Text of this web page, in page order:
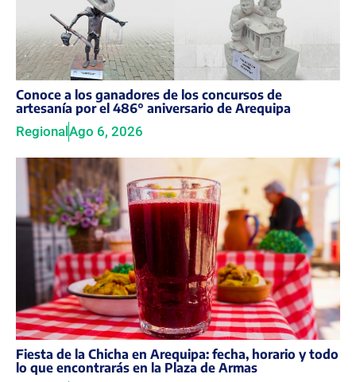
Conoce a los ganadores de los concursos de
artesanía por el 486° aniversario de Arequipa
RegionalAgo 6, 2026
Fiesta de la Chicha en Arequipa: fecha, horario y todo
lo que encontrarás en la Plaza de Armas